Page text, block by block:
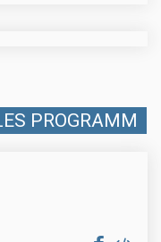
PROGRAMM